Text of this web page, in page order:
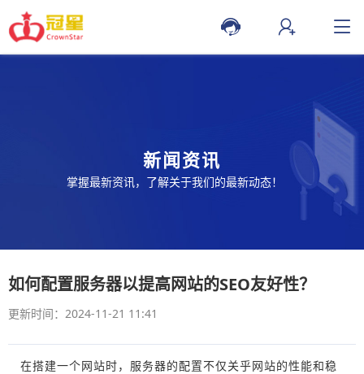
新闻资讯
掌握最新资讯，了解关于我们的最新动态！
如何配置服务器以提高网站的SEO友好性？
更新时间：2024-11-21 11:41
在搭建一个网站时，服务器的配置不仅关乎网站的性能和稳